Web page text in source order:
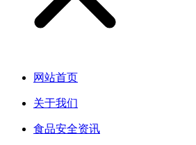
网站首页
关于我们
食品安全资讯